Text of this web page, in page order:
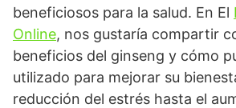
beneficiosos para la salud. En El
Online, nos gustaría compartir
beneficios del ginseng y cómo
utilizado para mejorar su
reducción del estrés hasta el